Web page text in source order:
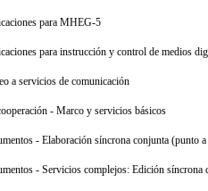
para MHEG-5
para instrucción y control de medios
a servicios de comunicación
- Marco y servicios básicos
- Elaboración síncrona conjunta (punto
- Servicios complejos: Edición